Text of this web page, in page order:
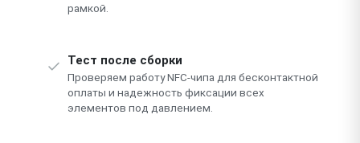
рамкой.
Тест после сборки
Проверяем работу NFC-чипа для бесконтактной
оплаты и надежность фиксации всех
элементов под давлением.